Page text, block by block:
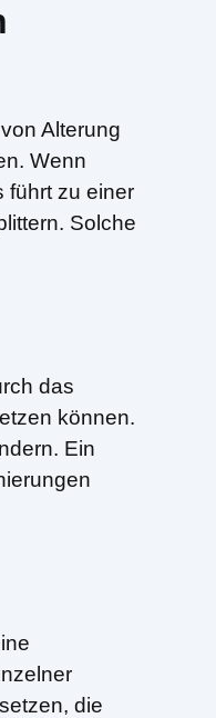
Alterung
Wenn
führt zu einer
Solche
das
können.
Ein
die